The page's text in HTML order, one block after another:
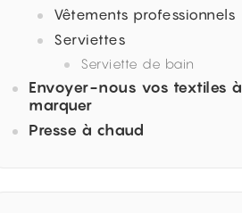
Vêtements professionnels
Serviettes
Serviette de bain
Envoyer-nous vos textiles à
marquer
Presse à chaud